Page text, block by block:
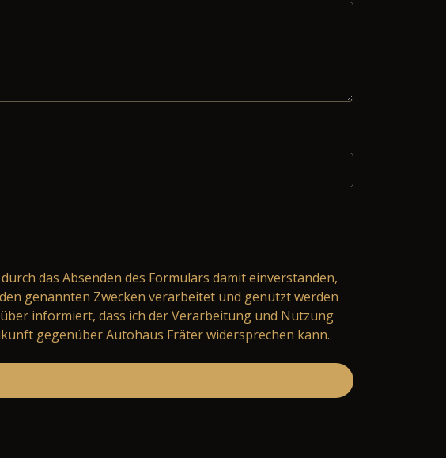
das Absenden des Formulars damit einverstanden,
genannten Zwecken verarbeitet und genutzt werden
informiert, dass ich der Verarbeitung und Nutzung
gegenüber Autohaus Fräter widersprechen kann.